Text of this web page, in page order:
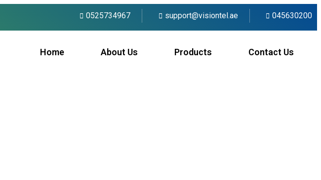
0525734967 support@visiontel.ae 045630200
Home About Us Products Contact Us